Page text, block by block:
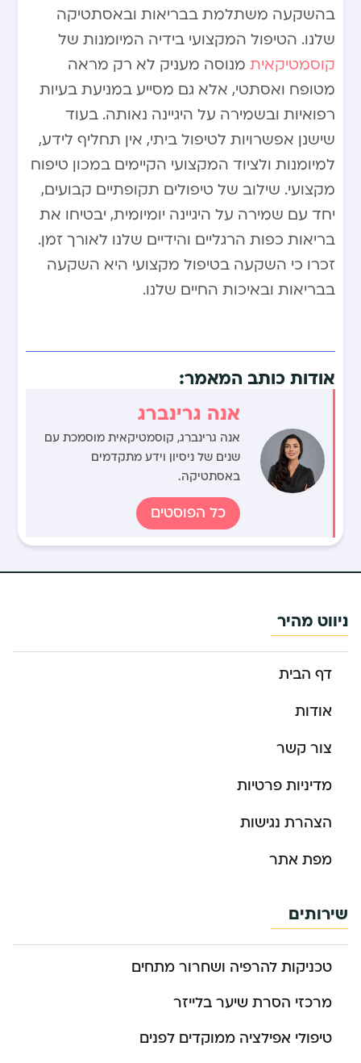
בהשקעה משתלמת בבריאות ובאסתטיקה
שלנו. הטיפול המקצועי בידיה המיומנות של
קוסמטיקאית מנוסה מעניק לא רק מראה
מטופח ואסתטי, אלא גם מסייע במניעת בעיות
רפואיות ובשמירה על היגיינה נאותה. בעוד
שישנן אפשרויות לטיפול ביתי, אין תחליף לידע,
למיומנות ולציוד המקצועי הקיימים במכון טיפוח
מקצועי. שילוב של טיפולים תקופתיים קבועים,
יחד עם שמירה על היגיינה יומיומית, יבטיחו את
בריאות כפות הרגליים והידיים שלנו לאורך זמן.
זכרו כי השקעה בטיפול מקצועי היא השקעה
בבריאות ובאיכות החיים שלנו.
אודות כותב המאמר:
אנה גרינברג
אנה גרינברג, קוסמטיקאית מוסמכת עם
שנים של ניסיון וידע מתקדמים
באסתטיקה.
כל הפוסטים
ניווט מהיר
דף הבית
אודות
צור קשר
מדיניות פרטיות
הצהרת נגישות
מפת אתר
שירותים
טכניקות להרפיה ושחרור מתחים
מרכזי הסרת שיער בלייזר
טיפולי אפילציה ממוקדים לפנים